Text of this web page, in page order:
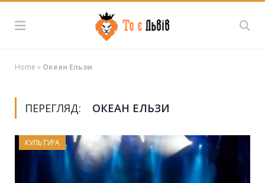
Home » Океан Ельзи
ПЕРЕГЛЯД: ОКЕАН ЕЛЬЗИ
КУЛЬТУРА